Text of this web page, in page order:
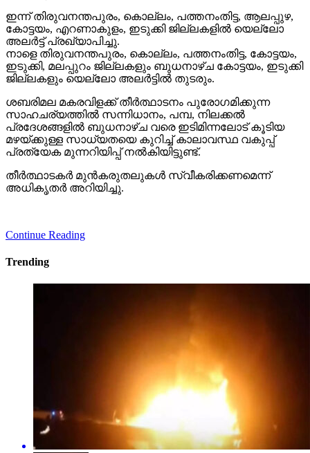
ഇന്ന് തിരുവനന്തപുരം, കൊല്ലം, പത്തനംതിട്ട, ആലപ്പുഴ,
കോട്ടയം, എറണാകുളം, ഇടുക്കി ജില്ലകളില്‍ യെല്ലോ
അലര്‍ട്ട് പ്രഖ്യാപിച്ചു.
നാളെ തിരുവനന്തപുരം, കൊല്ലം, പത്തനംതിട്ട, കോട്ടയം,
ഇടുക്കി, മലപ്പുറം ജില്ലകളും ബുധനാഴ്ച കോട്ടയം, ഇടുക്കി
ജില്ലകളും യെല്ലോ അലര്‍ട്ടില്‍ തുടരും.
ശബരിമല മകരവിളക്ക് തീര്‍ത്ഥാടനം പുരോഗമിക്കുന്ന
സാഹചര്യത്തില്‍ സന്നിധാനം, പമ്പ, നിലക്കല്‍
പ്രദേശങ്ങളില്‍ ബുധനാഴ്ച വരെ ഇടിമിന്നലോട് കൂടിയ
മഴയ്ക്കുള്ള സാധ്യതയെ കുറിച്ച് കാലാവസ്ഥ വകുപ്പ്
പ്രത്യേക മുന്നറിയിപ്പ് നല്‍കിയിട്ടുണ്ട്.
തീര്‍ത്ഥാടകര്‍ മുന്‍കരുതലുകള്‍ സ്വീകരിക്കണമെന്ന്
അധികൃതര്‍ അറിയിച്ചു.
Continue Reading
Trending